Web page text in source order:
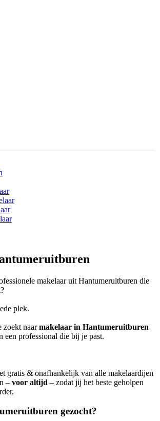
makelaar uit Hantumeruitburen die
plek.
zoekt naarmakelaar in Hantumeruitburen
een professional die bij je past.
gratis & onafhankelijk van alle makelaardijen
– voor altijd – zodat jij het beste geholpen
gezocht?